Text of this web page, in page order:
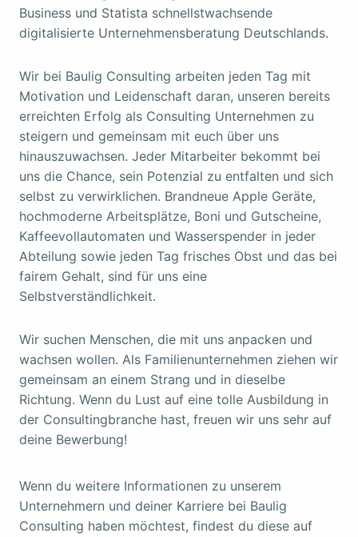
Business und Statista schnellstwachsende
digitalisierte Unternehmensberatung Deutschlands.
Wir bei Baulig Consulting arbeiten jeden Tag mit
Motivation und Leidenschaft daran, unseren bereits
erreichten Erfolg als Consulting Unternehmen zu
steigern und gemeinsam mit euch über uns
hinauszuwachsen. Jeder Mitarbeiter bekommt bei
uns die Chance, sein Potenzial zu entfalten und sich
selbst zu verwirklichen. Brandneue Apple Geräte,
hochmoderne Arbeitsplätze, Boni und Gutscheine,
Kaffeevollautomaten und Wasserspender in jeder
Abteilung sowie jeden Tag frisches Obst und das bei
fairem Gehalt, sind für uns eine
Selbstverständlichkeit.
Wir suchen Menschen, die mit uns anpacken und
wachsen wollen. Als Familienunternehmen ziehen wir
gemeinsam an einem Strang und in dieselbe
Richtung. Wenn du Lust auf eine tolle Ausbildung in
der Consultingbranche hast, freuen wir uns sehr auf
deine Bewerbung!
Wenn du weitere Informationen zu unserem
Unternehmern und deiner Karriere bei Baulig
Consulting haben möchtest, findest du diese auf